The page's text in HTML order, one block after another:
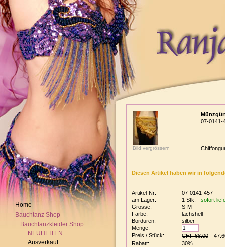
Home
Bauchtanz Shop
Bauchtanzkleider Shop
NEUHEITEN
Ausverkauf
Bild vergrössern
07-0141-
Diesen Artikel haben wir in
Artikel-Nr:
07-0141-457
am Lager:
1 Stk. - sofort
Grösse:
S-M
Farbe:
lachshell
Bordüren:
silber
Menge:
Preis / Stück:
CHF 68.00
Rabatt:
30%